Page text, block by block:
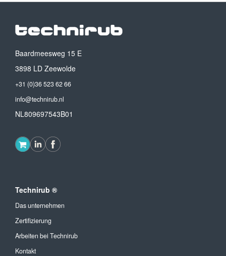
Baardmeesweg 15 E
3898 LD Zeewolde
+31 (0)36 523 62 66
info@technirub.nl
NL809697543B01
Technirub ®
Das unternehmen
Zertifizierung
Arbeiten bei Technirub
Kontakt